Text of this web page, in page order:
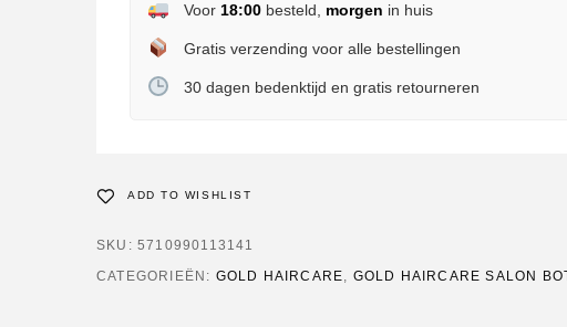
Voor 18:00besteld, morgen in huis
Gratis verzending voor alle bestellingen
30 dagen bedenktijd en gratis retourneren
ADD TO WISHLIST
SKU: 5710990113141
CATEGORIEËN: GOLD HAIRCARE, GOLD HAIRCARE SALON